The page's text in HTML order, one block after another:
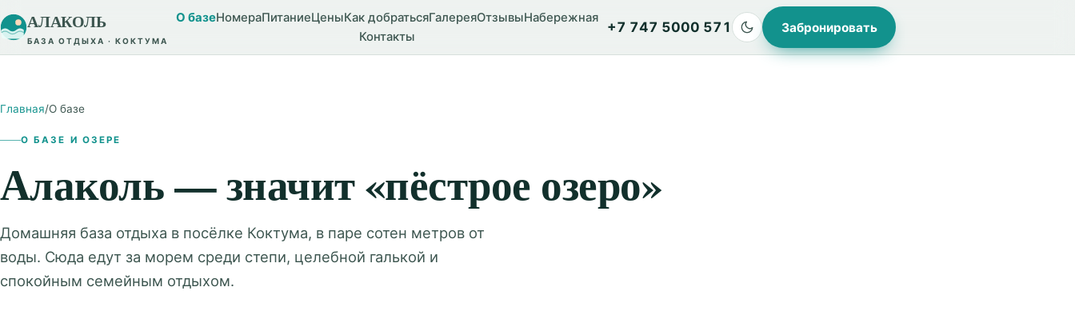
АЛАКОЛЬ
БАЗА ОТДЫХА · КОКТУМА
О базеНомераПитаниеЦеныКак добратьсяГалереяОтзывыНабережная
Контакты
+7 747 5000 571 Забронировать
Главная/О базе
О БАЗЕ И ОЗЕРЕ
Алаколь — значит «пёстрое озеро»
Домашняя база отдыха в посёлке Коктума, в паре сотен метров от
воды. Сюда едут за морем среди степи, целебной галькой и
спокойным семейным отдыхом.